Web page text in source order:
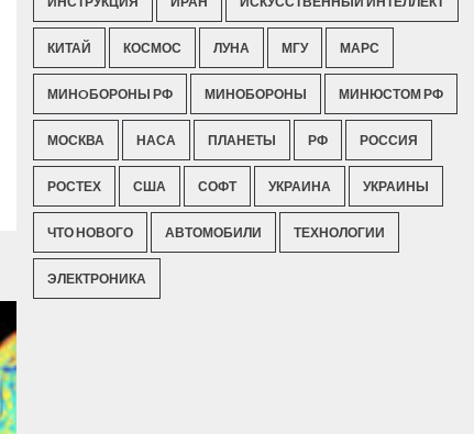
КИТАЙ КОСМОС ЛУНА МГУ МАРС
МИНOБОРОНЫ РФ МИНОБОРОНЫ МИНЮСТОМ РФ
МОСКВА НАСА ПЛАНЕТЫ РФ РОССИЯ
РОСТЕХ США СОФТ УКРАИНА УКРАИНЫ
ЧТО НОВОГО АВТОМОБИЛИ ТЕХНОЛОГИИ
ЭЛЕКТРОНИКА